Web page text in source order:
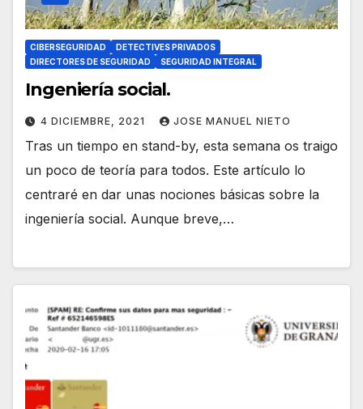
CIBERSEGURIDAD
DETECTIVES PRIVADOS
DIRECTORES DE SEGURIDAD
SEGURIDAD INTEGRAL
Ingeniería social.
4 DICIEMBRE, 2021 JOSE MANUEL NIETO
Tras un tiempo en stand-by, esta semana os traigo
un poco de teoría para todos. Este artículo lo
centraré en dar unas nociones básicas sobre la
ingeniería social. Aunque breve,…